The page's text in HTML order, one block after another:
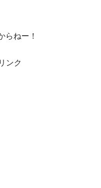
らねー！
ンク